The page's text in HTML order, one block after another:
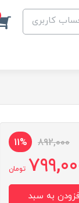
کاربری
892,000
11%
تومان
به سبد